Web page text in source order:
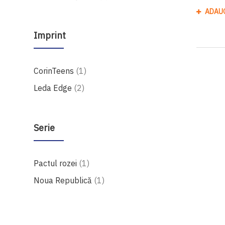
Imprint
CorinTeens 1produs
Leda Edge 2produse
Serie
Pactul rozei 1produs
Noua Republică
1produs